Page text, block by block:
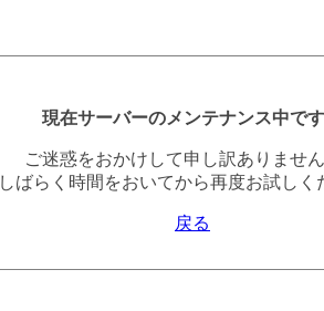
現在サーバーのメンテナンス中です
ご迷惑をおかけして申し訳ありません
しばらく時間をおいてから再度お試しく
戻る